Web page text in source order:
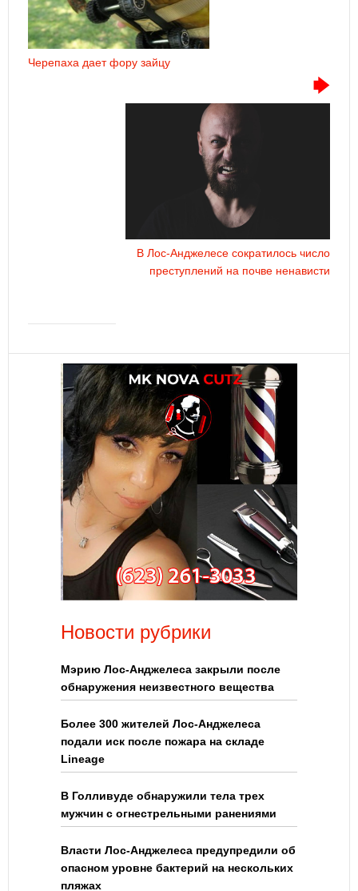
Черепаха дает фору зайцу
В Лос-Анджелесе сократилось число
преступлений на почве ненависти
Новости рубрики
Мэрию Лос-Анджелеса закрыли после
обнаружения неизвестного вещества
Более 300 жителей Лос-Анджелеса
подали иск после пожара на складе
Lineage
В Голливуде обнаружили тела трех
мужчин с огнестрельными ранениями
Власти Лос-Анджелеса предупредили об
опасном уровне бактерий на нескольких
пляжах